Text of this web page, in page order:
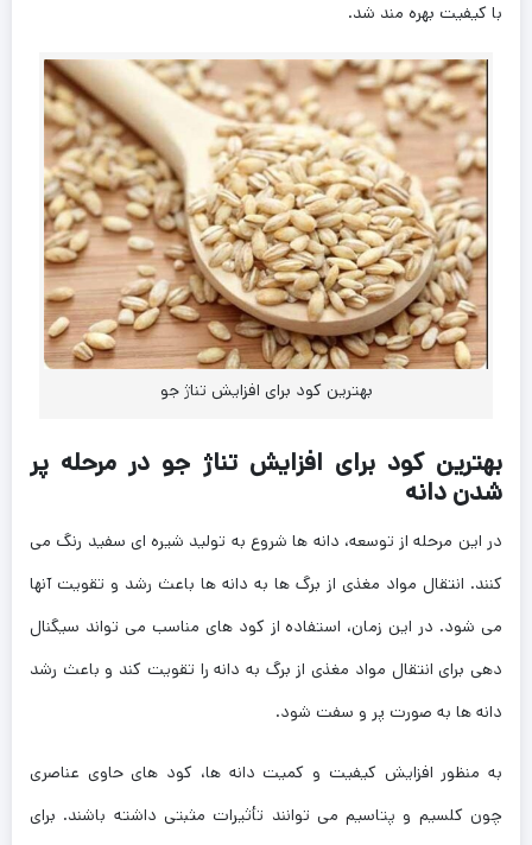
با کیفیت بهره ‌مند شد.
بهترین کود برای افزایش تناژ جو
بهترین کود برای افزایش تناژ جو در مرحله پر
شدن دانه
در این مرحله از توسعه، دانه ‌ها شروع به تولید شیره ‌ای سفید رنگ می‌
کنند. انتقال مواد مغذی از برگ ‌ها به دانه ‌ها باعث رشد و تقویت آنها
می ‌شود. در این زمان، استفاده از کود های مناسب می ‌تواند سیگنال
‌دهی برای انتقال مواد مغذی از برگ به دانه را تقویت کند و باعث رشد
دانه ‌ها به صورت پر و سفت شود.
به منظور افزایش کیفیت و کمیت دانه‌ ها، کود های حاوی عناصری
چون کلسیم و پتاسیم می ‌توانند تأثیرات مثبتی داشته باشند. برای